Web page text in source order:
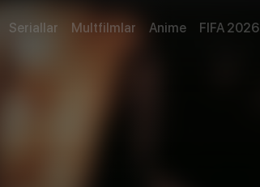
Seriallar Multfilmlar Anime FIFA 2026